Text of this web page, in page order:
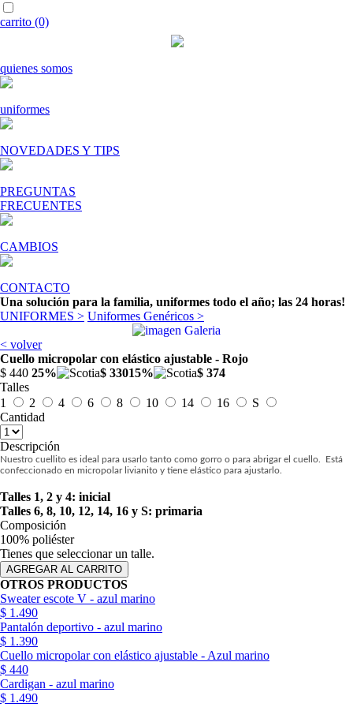
carrito (0)
quienes somos
uniformes
NOVEDADES Y TIPS
PREGUNTAS
FRECUENTES
CAMBIOS
CONTACTO
Una solución para la familia, uniformes todo el año; las 24 horas!
UNIFORMES > Uniformes Genéricos >
< volver
Cuello micropolar con elástico ajustable - Rojo
$ 440 25% $ 33015%
$ 374
Talles
1
2 4 6 8 10 14 16
S
Cantidad
Descripción
Nuestro cuellito es ideal para usarlo tanto como gorro o para abrigar el cuello. Está
confeccionado en micropolar livianito y tiene elástico para ajustarlo.
Talles 1, 2 y 4: inicial
Talles 6, 8, 10, 12, 14, 16 y S: primaria
Composición
100% poliéster
Tienes que seleccionar un talle.
OTROS PRODUCTOS
Sweater escote V - azul marino
$ 1.490
Pantalón deportivo - azul marino
$ 1.390
Cuello micropolar con elástico ajustable - Azul marino
$ 440
Cardigan - azul marino
$ 1.490